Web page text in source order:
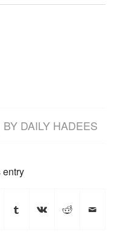
BY DAILY HADEES
entry